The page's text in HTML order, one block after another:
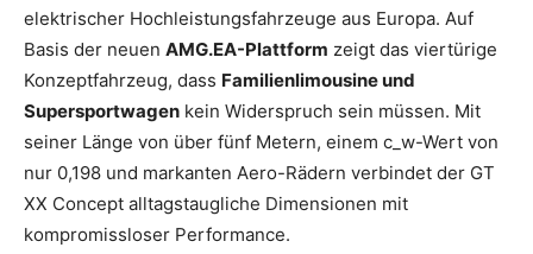
elektrischer Hochleistungsfahrzeuge aus Europa. Auf
Basis der neuen AMG.EA-Plattform zeigt das viertürige
Konzeptfahrzeug, dass Familienlimousine und
Supersportwagen kein Widerspruch sein müssen. Mit
seiner Länge von über fünf Metern, einem c_w-Wert von
nur 0,198 und markanten Aero-Rädern verbindet der GT
XX Concept alltagstaugliche Dimensionen mit
kompromissloser Performance.